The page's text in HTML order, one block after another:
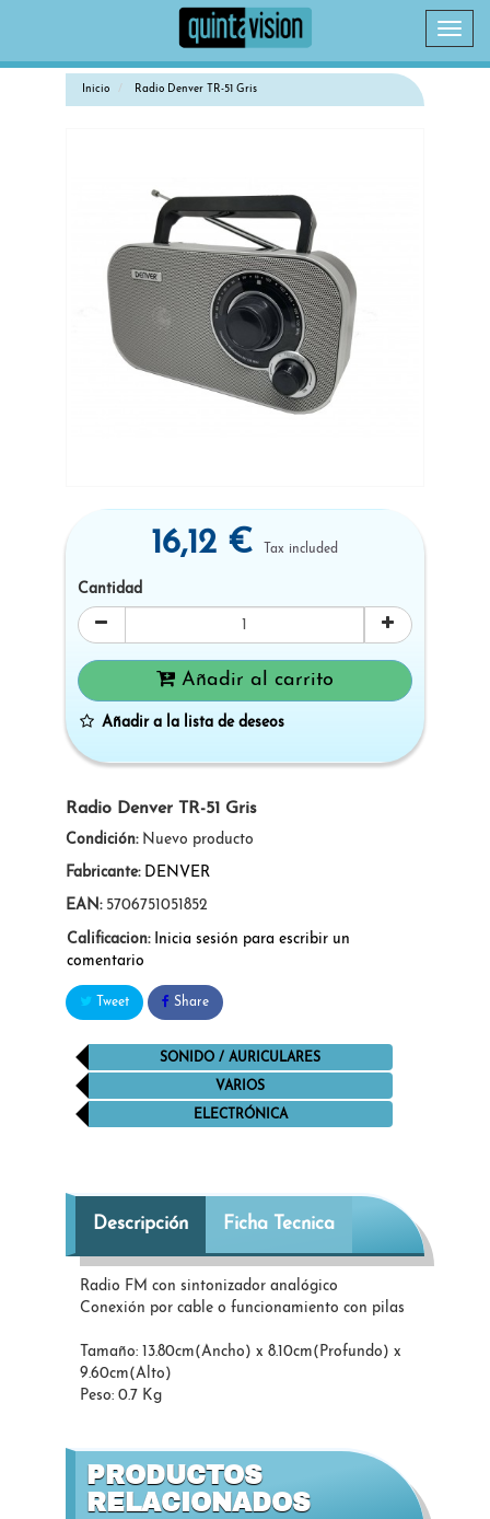
Inicio Radio Denver TR-51 Gris
Radio Denver TR-51 Gris
Condición: Nuevo producto
Fabricante: DENVER
EAN: 5706751051852
Calificacion: Inicia sesión para escribir un
comentario
Tweet Share
SONIDO / AURICULARES
VARIOS
ELECTRÓNICA
16,12 € Tax included
Cantidad
Añadir al carrito
Añadir a la lista de deseos
Descripción Ficha Tecnica
Radio FM con sintonizador analógico
Conexión por cable o funcionamiento con pilas
Tamaño: 13.80cm(Ancho) x 8.10cm(Profundo) x
9.60cm(Alto)
Peso: 0.7 Kg
PRODUCTOS
RELACIONADOS